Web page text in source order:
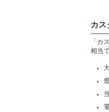
カス
「カ
相当